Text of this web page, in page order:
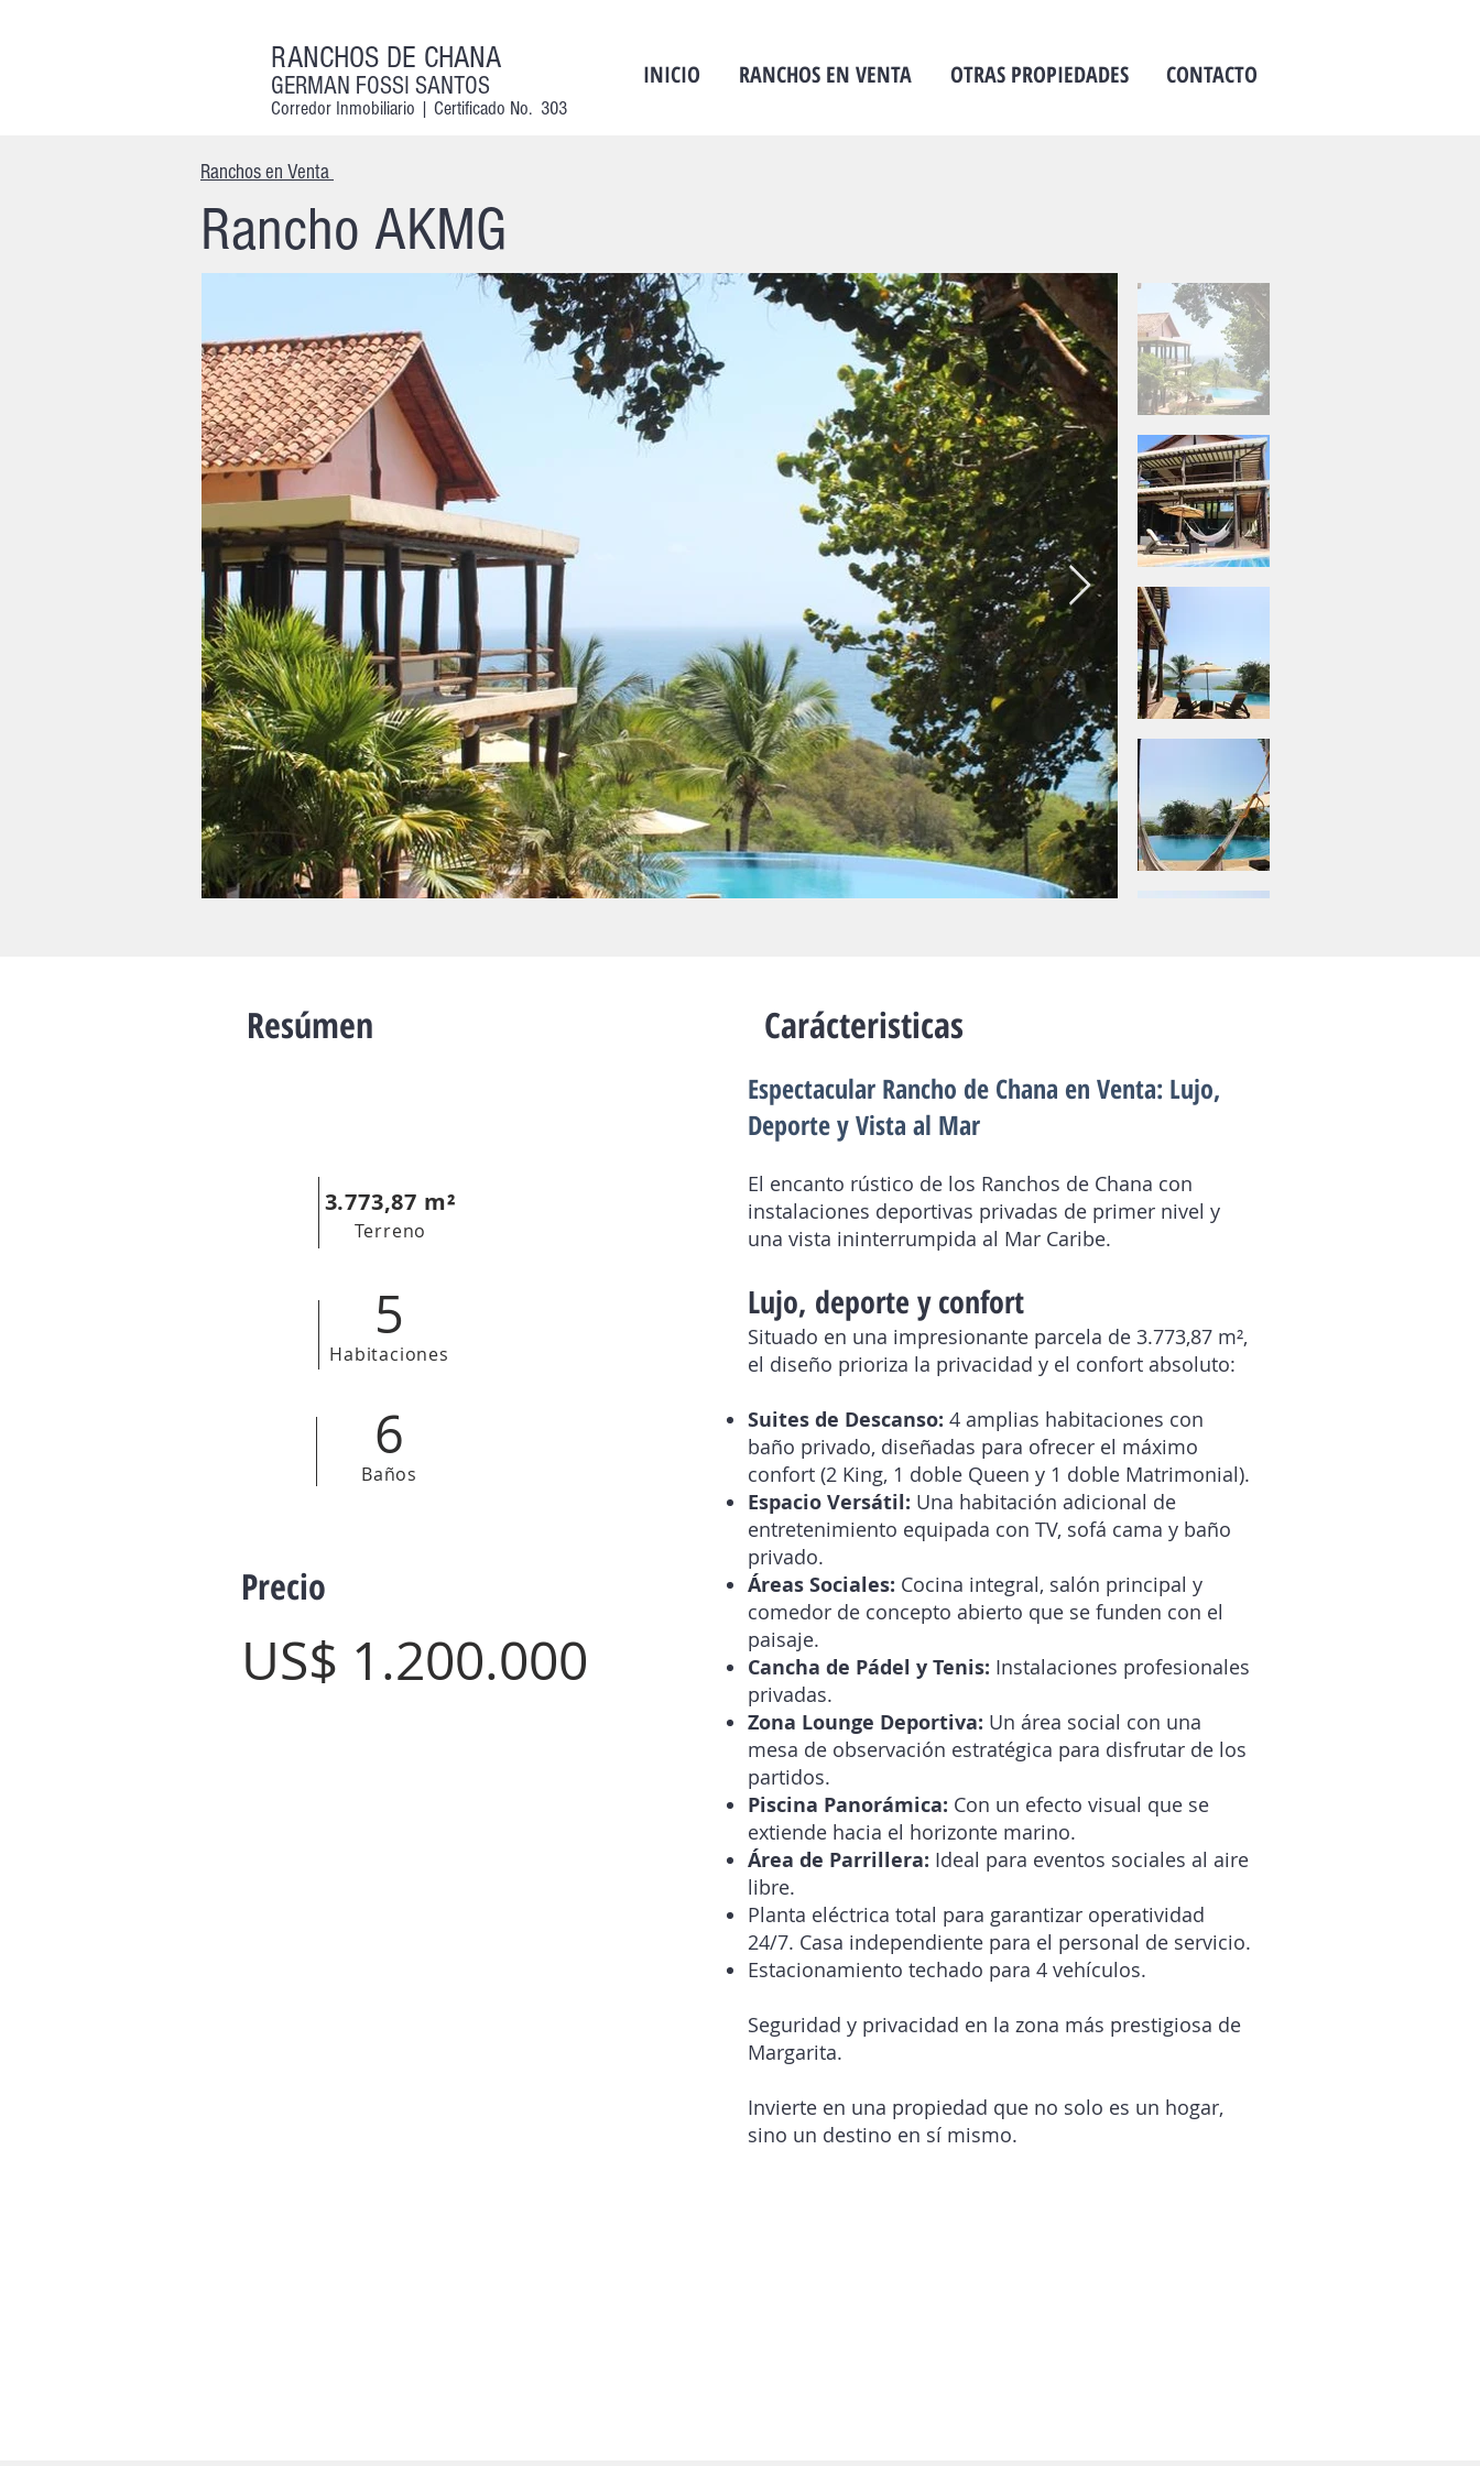
RANCHOS DE CHANA
GERMAN FOSSI SANTOS
Corredor Inmobiliario | Certificado No. 303
INICIO RANCHOS EN VENTA OTRAS PROPIEDADES CONTACTO
Ranchos en Venta
Rancho AKMG
Resúmen
3.773,87 m²
Terreno
5
Habitaciones
6
Baños
Precio
US$ 1.200.000
Carácteristicas
​Espectacular Rancho de Chana en Venta: Lujo,
Deporte y Vista al Mar
El encanto rústico de los Ranchos de Chana con
instalaciones deportivas privadas de primer nivel y
una vista ininterrumpida al Mar Caribe.
Lujo, deporte y confort
Situado en una impresionante parcela de 3.773,87 m²,
el diseño prioriza la privacidad y el confort absoluto:
Suites de Descanso: 4 amplias habitaciones con
baño privado, diseñadas para ofrecer el máximo
confort (2 King, 1 doble Queen y 1 doble Matrimonial).
Espacio Versátil: Una habitación adicional de
entretenimiento equipada con TV, sofá cama y baño
privado.
Áreas Sociales: Cocina integral, salón principal y
comedor de concepto abierto que se funden con el
paisaje.
Cancha de Pádel y Tenis: Instalaciones profesionales
privadas.
Zona Lounge Deportiva: Un área social con una
mesa de observación estratégica para disfrutar de los
partidos.
Piscina Panorámica: Con un efecto visual que se
extiende hacia el horizonte marino.
Área de Parrillera: Ideal para eventos sociales al aire
libre.
Planta eléctrica total para garantizar operatividad
24/7. Casa independiente para el personal de servicio.
Estacionamiento techado para 4 vehículos.
Seguridad y privacidad en la zona más prestigiosa de
Margarita.
Invierte en una propiedad que no solo es un hogar,
sino un destino en sí mismo.